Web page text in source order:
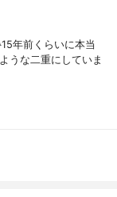
年前くらいに本当
うな二重にしていま